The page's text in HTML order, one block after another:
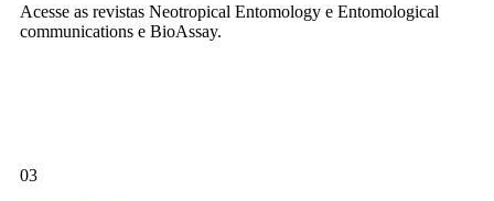
Acesse as revistas Neotropical Entomology e Entomological
communications e BioAssay.
03